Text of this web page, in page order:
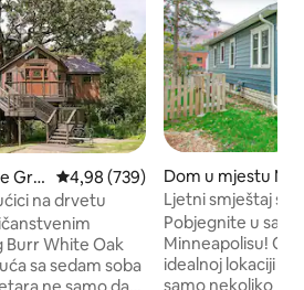
Gro
Prosječna ocjena: 4,98 od 5,
4,98 (739)
na drvetu
Burr White Oak
sa sedam soba
Dom u mjestu
Ljetni smještaj s
igraonica i luksuz
Pobjegnite u
Minneapolisu!
idealnoj lokaciji u
samo nekoliko